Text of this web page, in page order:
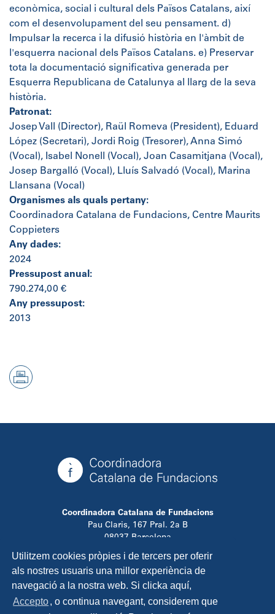
Utilitzem cookies pròpies i de tercers per oferir
als nostres usuaris una millor experiència de
navegació a la nostra web. Si clicka aquí,
Accepto, o continua navegant, considerem que
econòmica, social i cultural dels Països Catalans, així
com el desenvolupament del seu pensament. d)
Impulsar la recerca i la difusió història en l'àmbit de
l'esquerra nacional dels Països Catalans. e) Preservar
tota la documentació significativa generada per
Esquerra Republicana de Catalunya al llarg de la seva
història.
Patronat:
Josep Vall (Director), Raül Romeva (President), Eduard
López (Secretari), Jordi Roig (Tresorer), Anna Simó
(Vocal), Isabel Nonell (Vocal), Joan Casamitjana (Vocal),
Josep Bargalló (Vocal), Lluís Salvadó (Vocal), Marina
Llansana (Vocal)
Organismes als quals pertany:
Coordinadora Catalana de Fundacions, Centre Maurits
Coppieters
Any dades:
2024
Pressupost anual:
790.274,00 €
Any pressupost:
2013
Coordinadora Catalana de Fundacions
Pau Claris, 167 Pral. 2a B
08037 Barcelona
info@ccfundacions.cat